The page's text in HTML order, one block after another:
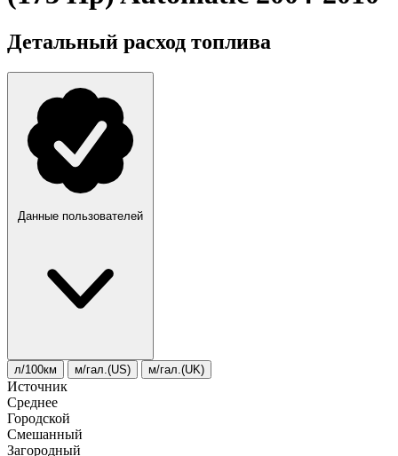
Детальный расход топлива
Данные пользователей
л/100км м/гал.(US) м/гал.(UK)
Источник
Среднее
Городской
Смешанный
Загородный